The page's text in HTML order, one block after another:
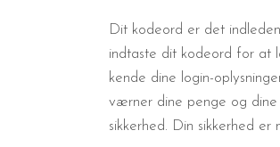
Dit kodeord er det
indtaste dit kodeord for at
kende dine login-
værner dine penge og dine
sikkerhed. Din sikkerhed